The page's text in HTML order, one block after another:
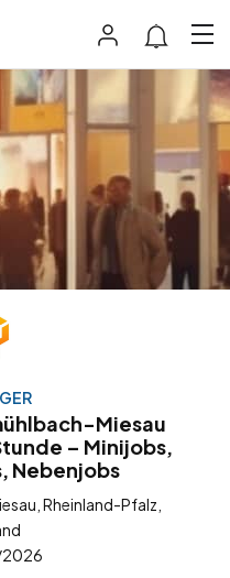
Miesau
– Minijobs,
Nebenjobs
Rheinland-Pfalz,